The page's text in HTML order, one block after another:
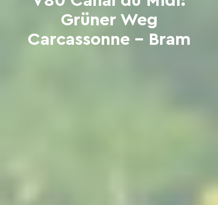
Grüner Weg
Carcassonne - Bram